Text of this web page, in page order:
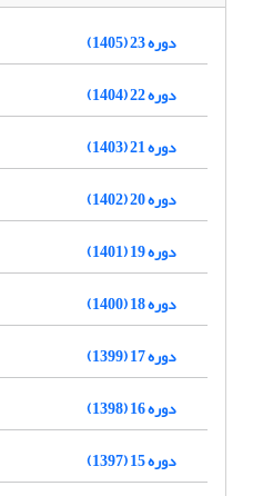
دوره 23 (1405)
دوره 22 (1404)
دوره 21 (1403)
دوره 20 (1402)
دوره 19 (1401)
دوره 18 (1400)
دوره 17 (1399)
دوره 16 (1398)
دوره 15 (1397)